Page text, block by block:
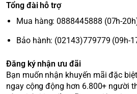
Tổng đài hỗ trợ
Mua hàng: 0888445888 (07h-
Bảo hành: (02143)779779 (09h-
Đăng ký nhận ưu đãi
Bạn muốn nhận khuyến mãi đặc
ngay cộng động hơn 6.800+ người